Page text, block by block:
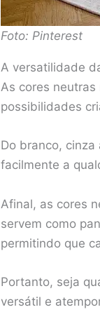
Foto: Pinterest
A versatilidade
As cores
possibilidades
Do branco,
facilmente a
Afinal, as cores
servem como
permitindo que
Portanto, seja
versátil e